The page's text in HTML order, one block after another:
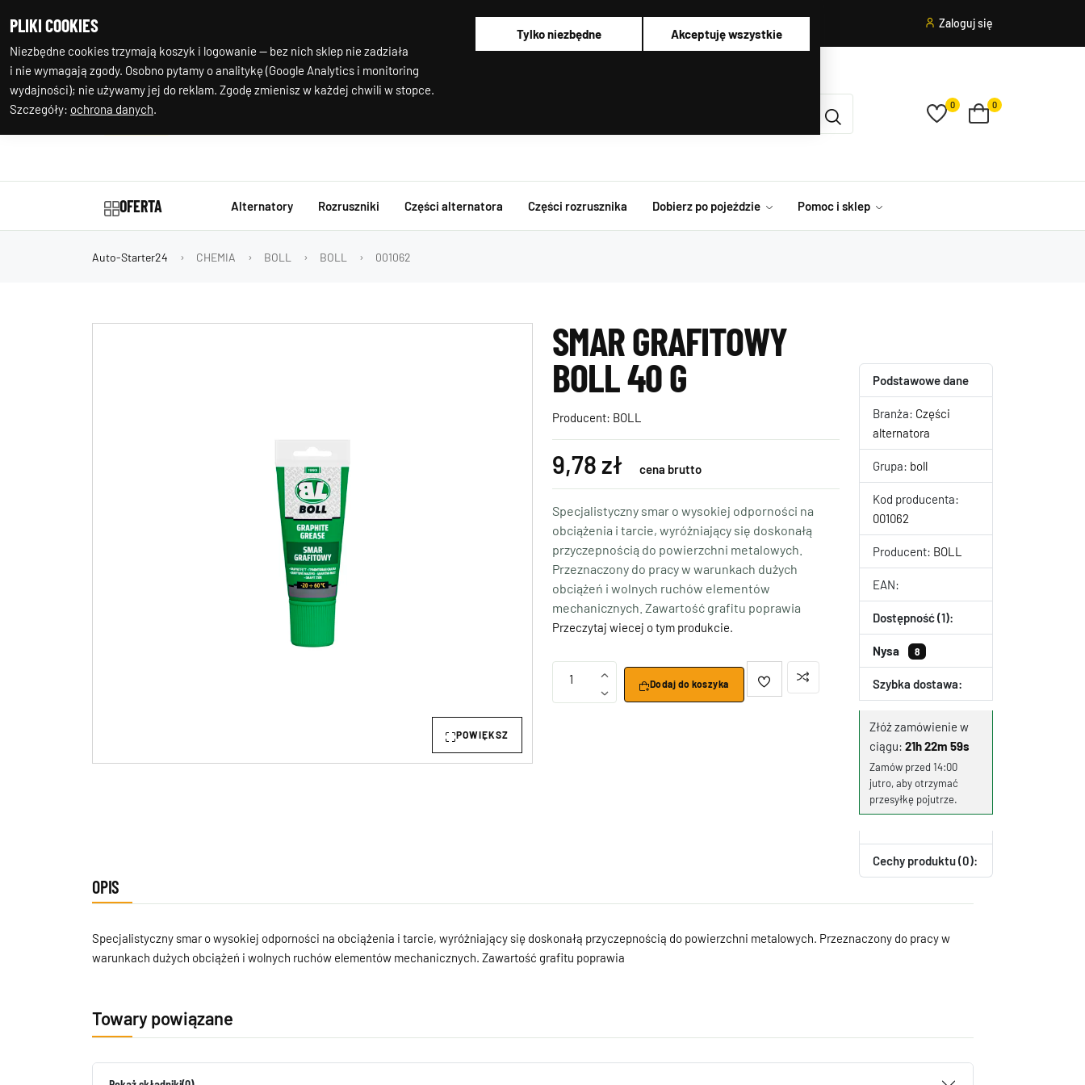
PLIKI COOKIES
Niezbędne cookies trzymają koszyk i logowanie — bez nich sklep nie zadziała
i nie wymagają zgody. Osobno pytamy o analitykę (Google Analytics i monitoring
wydajności); nie używamy jej do reklam. Zgodę zmienisz w każdej chwili w stopce.
Szczegóły: ochrona danych.
Tylko niezbędne Akceptuję wszystkie
Alternatory i rozruszniki OEM
Pracujemy od poniedziałku do piątku od 8:00 do 16:00
Regenerujemy alternatory i rozruszniki od 2012 roku !
Regenerujemy filtry cząstek stałych
Rozruszniki o Wysokim Momencie Obrotowym
Zaloguj się
0 0
OFERTA Alternatory Rozruszniki Części alternatora Części rozrusznika Dobierz po pojeździe Pomoc i sklep
Auto-Starter24 CHEMIA BOLL BOLL 001062
POWIĘKSZ
SMAR GRAFITOWY
BOLL 40 G
Producent: BOLL
9,78 zł cena brutto
Specjalistyczny smar o wysokiej odporności na
obciążenia i tarcie, wyróżniający się doskonałą
przyczepnością do powierzchni metalowych.
Przeznaczony do pracy w warunkach dużych
obciążeń i wolnych ruchów elementów
mechanicznych. Zawartość grafitu poprawia
Przeczytaj wiecej o tym produkcie.
1 Dodaj do koszyka
Podstawowe dane
Branża: Części
alternatora
Grupa: boll
Kod producenta:
001062
Producent: BOLL
EAN:
Dostępność (1):
Nysa 8
Szybka dostawa:
Złóż zamówienie w
ciągu: 21h 22m 58s
Zamów przed 14:00
jutro, aby otrzymać
przesyłkę pojutrze.
Cechy produktu (0):
OPIS
Specjalistyczny smar o wysokiej odporności na obciążenia i tarcie, wyróżniający się doskonałą przyczepnością do powierzchni metalowych. Przeznaczony do pracy w
warunkach dużych obciążeń i wolnych ruchów elementów mechanicznych. Zawartość grafitu poprawia
Towary powiązane